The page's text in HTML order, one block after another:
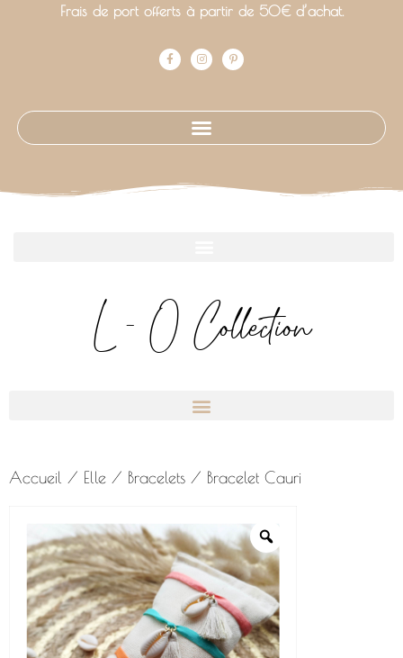
Frais de port offerts à partir de 50€ d’achat.
L - O Collection
Accueil / Elle / Bracelets / Bracelet Cauri